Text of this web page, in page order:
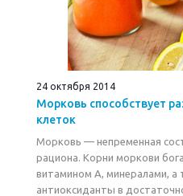
24 октября 2014
Морковь способствует
клеток
Морковь — непременная
рациона. Корни моркови
витамином A, минералами, а
антиоксиданты в